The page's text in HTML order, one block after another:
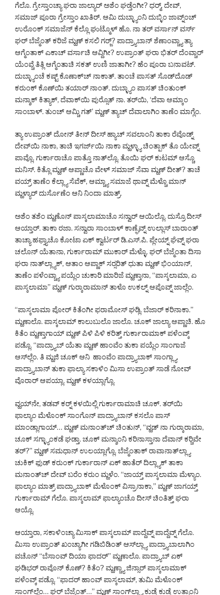
ಗೆಲೊ. ಗ್ರೇಸ್ತಾಂಚ್ಯಾ ಘರಾ ಜಾಲ್ಯಾರ್ ಅಶೆಂ ಘಡ್ತೆಂಗೀ? ಧರ್‍ಮ್, ದೇವ್,
ಸಮಾಜ್ ಪೂರಾ ಗ್ರೇಸ್ತಾಂ ಖಾತಿರ್. ಆಮಿ ದುಬ್ಳ್ಯಾಂನಿ ದುಬ್ಳಿಂ ಜಾವ್ನ್ಂಚ್
ಉರೊಂಕ್ ಸಮಾಜೆನ್ ಕೆಲ್ಲೊ ಘುಟ್ಮೊಳ್ ಹೊ. ನಾ ತರ್ ವರ್ಸಾನ್ ವರ್ಸ್
ಘರ್ ಬೆಜ್ಮೆಂತ್ ಕರಿಜೆ ಮ್ಹಣ್ ಕಸಲಿ ಗರ್‍ಜ್? ಪಾದ್ರ್ಯಾಬಾನ್ ಶೆಣಾಂವ್ಚ್ಯಾ ತ್ಯಾ
ಆಗ್ಮೆಂತಾಕ್ ಎಕಾಚ್ ವರ್ಸಾಚಿ ಆವ್ದಿಗೀ? ಉಪ್ರಾಂತ್ ಘರಾ ಭಿತರ್ ದೆಂವ್ಚಾರ್
ಯೆಂವ್ಚೆ ತಿತ್ಲಿ ಆಗ್ಮೆಂತಾಚಿ ಸಕತ್ ಉಣಿ ಜಾತಾಗೀ? ಹೆಂ ಪೂರಾ ಬನಾವಟ್.
ದುಬ್ಳ್ಯಾಂಚೆ ಕಷ್ಟ್ ಕೊಣಾಕ್‌ಚ್ ನಾಕಾತ್. ತಾಂಚೆ ಪಾಸತ್ ಸೊಡ್‌ದೊಡ್
ಕರುಂಕ್ ಕೊಣ್‌ಯಿ ತಯಾರ್ ನಾಂತ್. ದುಬ್ಳ್ಯಾಂ ಪಾಸತ್ ಚಿಂತುಂಕ್
ಮನ್ಶಾಕ್ ಕಿತ್ಯಾಕ್, ದೆವಾಕ್‌ಯಿ ಪುರ್‍ಸೊತ್ ನಾ. ತರ್‌ಯಿ, ‘ದೆವಾ ಆಮ್ಕಾಂ
ಸಾಂಬಾಳ್. ತುಂಚ್ ಆಮ್ಚಿ ಗತ್’ ಮ್ಹಣ್ ತ್ಯಾಚ್ ದೆವಾಲಾಗಿಂ ತಾಣೆಂ ಮಾಗ್ಲೆಂ.
ತ್ಯಾ ಉಪ್ರಾಂತ್ ದೋನ್ ತೀನ್ ದೀಸ್ ಹ್ಯಾಚ್ ಸವಲಾಂನಿ ತಾಕಾ ರೆವೊಡ್ನ್
ದೇವ್‌ಯಿ ನಾಕಾ, ತಾಚಿ ಇಗರ್ಜ್‌ಯಿ ನಾಕಾ ಮ್ಹಳ್ಳ್ಯಾ ಚಿಂತ್ಪಾಕ್ ತೊ ಯೇವ್ನ್
ಪಾವ್ಲೊ. ಗುರ್ಕಾರಾಚೊ ಪಾತ್ತೊ ನಾತ್‌ಲ್ಲೊ. ತೊಯಿ ಘರ್ ಕುಟಮ್ ಆಸ್ಚೊ
ಮನಿಸ್. ಕಿತ್ಲೊ ಮ್ಹಣ್ ಆಪ್ಣಾಚೊ ವೇಳ್ ಸಮಾಜ್ ಸೆವಾ ಮ್ಹಣ್ ದೀತ್? ತಾಚೆ
ವಯ್ರ್ ತಾಣೆಂ ಕೆಲ್ಲ್ಯಾ ಸೆವೆಕ್, ಆಮ್ಚ್ಯಾ ಸಮಾಜೆ ಥಾವ್ನ್ ಮೆಳ್ಚೊ ಮಾನ್
ಮ್ಹಳ್ಯಾರ್ ದುರ್ಸೊಣೆಂ ಆನಿ ನಿಂದಾ ಮಾತ್ರ್.
ಅಶೆಂ ತಶೆಂ ಮ್ಹಣೊನ್ ಪಾಸ್ಕಲಾಮಾಚೊ ಸನ್ವಾರ್ ಆಯಿಲ್ಲೊ. ದುಸ್ರೊ ದೀಸ್
ಆಯ್ತಾರ್. ತಾಕಾ ರಜಾ. ಸನ್ವಾರಾ ಸಾಂಬಾಳ್ ಕಾಣ್ಘೆವ್ನ್ ಉಲ್ಲಾಸ್ ಬಾರಾಂತ್
ತಾಚ್ಯಾ ಹಫ್ತ್ಯಾಚೊ ಕೋಟಾ ಏಕ್ ಕ್ವಾರ್ಟರ್ ಡಿ.ಎಸ್.ಪಿ. ಪ್ಲೇಯ್ನ್ ಘೆವ್ನ್ ಘರಾ
ಚಲೊನ್ ಯೆತಾನಾ, ಗುರ್ಕಾರಾಮ್ ಮುಕಾರ್ ಮೆಳ್ಳೊ. ಘರ್ ಬೆಜ್ಮೆಂತಾ ದಿಸಾ
ಘರಾ ನಾತ್‌ಲ್ಲ್ಯಾಕ್, ಆತಾಂ ಆಪ್ಣಾಕ್ ಸರ್‍ಸರಿತ್ ಧುತಾ ಮ್ಹಣ್ ಭಿಂಯಾನ್,
ತಾಣೆಂ ಪಳೆಂವ್ಚ್ಯಾ ಪಯ್ಲೆಂ ಚುಕಾರಿ ಮಾರಿಜೆ ಮ್ಹಣ್ತಾನಾ, “ಪಾಸ್ಕಲಾಮಾ, ಏ
ಪಾಸ್ಕಲಾಮಾ” ಮ್ಹಣ್ ಗುರ್‍ಕಾರಾಮಾನ್ ತಾಳೊ ಉಕಲ್ನ್ ಆಪೊವ್ನ್ ಜಾಲ್ಲೆಂ.
“ಪಾಸ್ಕಲಾಮಾ ಪೋರ್ ಕಿತೆಂಗೀ ಫರಾಮೋಸ್ ಘಡ್ಲಿ. ಬೆಜಾರ್ ಕರಿನಾಕಾ.”
ಮ್ಹಣಾಲೊ. ಪಾಸ್ಕಲಾಮ್ ಕಾಲುಬುಲೊ ಜಾಲೊ. ಚೂಕ್ ಜಾಲ್ಯಾ ಆಪ್ಣಾಚಿ. ಹೊ
ಕಿತೆಂ ಮ್ಹಣ್ತಾಗಾಯ್ ಮ್ಹಣ್ ಪಿಳಿ ಪಿಳಿ ಕರಿತ್ತ್ ಗುರ್ಕಾರಾಮಾಕ್ ಪಳೆಂವ್ಕ್
ಪಡ್ಲೊ. “ಪಾದ್ರ್ಯಾಬ್ ಯೆತಾ ಮ್ಹಣ್ ಹಾಂವೆಂ ತುಕಾ ಪಯ್ಲೆಂ ಸಾಂಗಾಜೆ
ಆಸ್‌ಲ್ಲೆಂ. ತಿ ಮ್ಹಜಿ ಚೂಕ್ ಆನಿ ಹಾಂವೆಂ ಪಾದ್ರ್ಯಾಬಾಕ್ ಸಾಂಗ್ಲ್ಯಾ.
ಪಾದ್ರ್ಯಾಬಾನ್ ತುಕಾ ಫಾಲ್ಯಾ ಸಕಾಳಿಂ ಮಿಸಾ ಉಪ್ರಾಂತ್ ಸಾಡೆ ನೋವ್
ವೊರಾರ್ ಆಪಯ್ಲಾ. ಮ್ಹಣ್ ಕಳಯ್ಲಾಗ್ಲೊ.
ವ್ಹಯ್‌ನೇ, ತಡವ್ ಕರ್‍ನ್ ಕಳಯಿಲ್ಲಿ ಗುರ್ಕಾರಾಮಾಚಿ ಚೂಕ್. ತರ್‌ಯಿ
ಫಾಲ್ಯಾಂ ಮೆಳೊಂಕ್ ಸಾಂಗೊನ್ ಪಾದ್ರ್ಯಾಬಾನ್ ಕಸಲೊ ಪಾಸ್
ಮಾಂಡ್ಲಾಗಾಯ್… ಮ್ಹಣ್ ಮನಾಂತ್‌ಚ್ ಚಿಂತುನ್, “ವ್ಹಡ್ ನಾ ಗುರ್‍ಕಾರಾಮಾ,
ಚೂಕ್ ಸಗ್ಳ್ಯಾಂಕಡೆ ಘಡ್ತಾ. ಚೂಕ್ ಮನ್ಶಾಂನಿ ಕರಿನಾಸ್ತಾನಾ ದೆವಾನ್ ಕರ್‍ಚಿವೇ
ತರ್?” ಮ್ಹಣ್ ಸಮಧಾನ್ ಉಲಯ್ಲಾಗ್ಲೊ. ಬೆಜ್ಮೆಂತಾಕ್ ರಾವಾನಾತ್‌ಲ್ಲ್ಯಾ
ಚುಕಿಕ್ ಫುಡ್ ಕರುಂಕ್ ಗುರ್ಕಾರಾನ್ ಏಕ್ ಹಾತೆರ್ ದಿಲ್ಲ್ಯಾಕ್ ತಾಕಾ
ಮನಾಂತ್‌ಚ್ ದೇವ್ ಬರೆಂ ಕರುಂ ಮ್ಹಳೆಂ. “ಜಾಯ್ತ್ ಪಾಸ್ಕಲಾಮಾ ಮೆಳ್ಯಾಂ.
ಫಾಲ್ಯಾಂ ಮಾತ್ರ್ ಪಾದ್ರ್ಯಾಬಾಕ್ ಮೆಳೊಂಕ್ ವಿಸ್ರಾನಾಕಾ,” ಮ್ಹಣ್ ಜಾಗಯ್ತ್
ಗುರ್ಕಾರಾಮ್ ಗೆಲೊ. ಪಾಸ್ಕಲಾಮ್ ಫಾಲ್ಯಾಂಚೊ ದೀಸ್ ಚಿಂತಿತ್ತ್ ಘರಾ
ಆಯ್ಲೊ.
ಆಯ್ತಾರಾ, ಸಕಾಳಿಂಚ್ಯಾ ಮಿಸಾಕ್ ಪಾಸ್ಕಲಾಮ್ ಪಾದ್ದೆವ್ನ್ ಪಾದ್ದೆವ್ನ್ ಗೆಲೊ.
ಮಿಸಾ ಉಪ್ರಾಂತ್ ಖಂಚ್ಯಾಗೀ ಗಡಿಬಿಡಿಂತ್ ಆಸ್‌ಲ್ಲ್ಯಾ ಪಾದ್ರ್ಯಾಬಾಲಾಗಿಂ
ವಚೊನ್ “ಬೆಸಾಂವ್ ದಿಯಾ ಫಾದರ್” ಮ್ಹಣಾಲೊ. ಪಾದ್ರ್ಯಾಬ್ ಏಕ್
ಘಡಿಭರ್ ರಾವೊನ್ ಕೊಣ್? ಕಿತೆಂ? ಮ್ಹಣ್ಚ್ಯಾ ಜಿನ್ಸಾರ್ ಪಾಸ್ಕಲಾಮಾಕ್
ಪಳೆಂವ್ಕ್ ಪಡ್ಲೊ. “ಫಾದರ್ ಹಾಂವ್ ಪಾಸ್ಕಲಾಮ್, ತುಮಿ ಮೆಳೊಂಕ್
ಸಾಂಗ್‌ಲ್ಲೆಂ… ಘರ್ ಬೆಜ್ಮೆಂತ್…” ಮ್ಹಣ್ ಸಾಂಗ್‌ಲ್ಲ್ಯಾ ಕುಡ್ಕೆ ಕುಡ್ಕೆ ಉತ್ರಾಂನಿ